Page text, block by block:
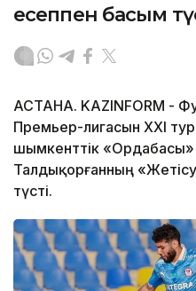
есеппен басым
АСТАНА. KAZINFORM -
Премьер-лигасын ХХІ
шымкенттік
Талдықорғанның
түсті.